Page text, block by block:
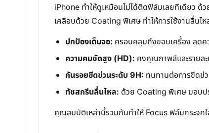
iPhone ทำให้ดูเหมือนไม่ได้ติดฟิล์มเลยทีเดียว ด้
เคลือบด้วย Coating พิเศษ ทำให้การใช้งานลื่นไห
ปกป้องเต็มจอ: ครอบคลุมถึงขอบเครื่อง ลดค
ความคมชัดสูง (HD): คงคุณภาพสีและรายล
กันรอยขีดข่วนระดับ 9H: ทนทานต่อการขีดข่
ทัชสกรีนลื่นไหล: ด้วย Coating พิเศษ มอบป
คุณสมบัติเหล่านี้รวมกันทำให้ Focus ฟิล์มกระจก